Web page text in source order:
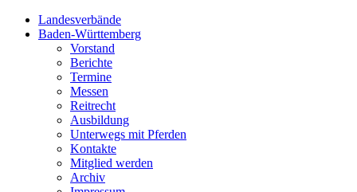
Landesverbände
Baden-Württemberg
Vorstand
Berichte
Termine
Messen
Reitrecht
Ausbildung
Unterwegs mit Pferden
Kontakte
Mitglied werden
Archiv